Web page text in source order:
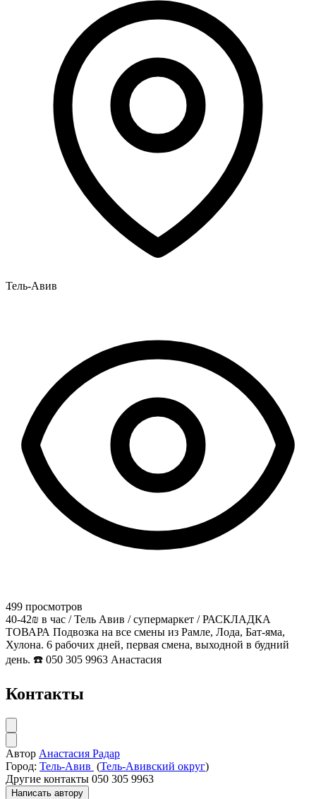
Тель-Авив
499 просмотров
40-42₪ в час / Тель Авив / супермаркет / РАСКЛАДКА
ТОВАРА Подвозка на все смены из Рамле, Лода, Бат-яма,
Хулона. 6 рабочих дней, первая смена, выходной в будний
день. ☎️ 050 305 9963 Анастасия
Контакты
Автор Анастасия Радар
Город: Тель-Авив (Тель-Авивский округ)
Другие контакты 050 305 9963
Написать автору